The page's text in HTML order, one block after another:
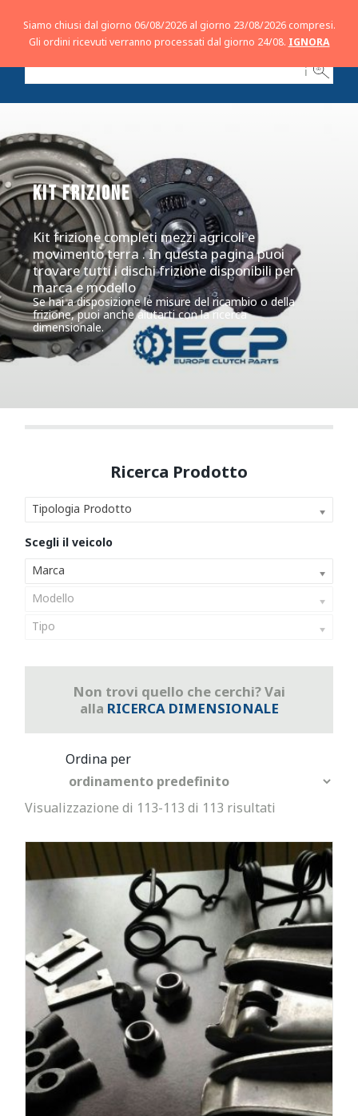
ℹ
KIT FRIZIONE
Kit frizione completi mezzi agricoli e
movimento terra . In questa pagina puoi
trovare tutti i dischi frizione disponibili per
marca e modello
Se hai a disposizione le misure del ricambio o della
frizione, puoi anche aiutarti con la ricerca
dimensionale.
Tipologia Prodotto
Marca
Modello
Tipo
Non trovi quello che cerchi? Vai
alla RICERCA DIMENSIONALE
Visualizzazione di 113-113 di 113 risultati
Siamo chiusi dal giorno 06/08/2026 al giorno 23/08/2026 compresi.
Gli ordini ricevuti verranno processati dal giorno 24/08. IGNORA